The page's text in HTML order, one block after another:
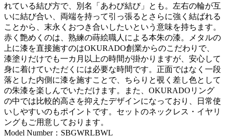
れている結び方で、別名「あわび結び」とも。左右の輪が互
いに結び合い、両端を持って引っ張るとさらに強く結ばれる
ことから、末永くおつき合いしたいという意味を持ちます。
赤く艶めくのは、熟練の蒔絵職人による本朱の漆。メタルの
上に漆を直接施すのはOKURADO創業からのこだわりで、
漆塗りだけでも一カ月以上の時間が掛かりますが、安心して
身に着けていただくには必要な時間です。正面ではなく一段
落とした内側に漆を施すことで、ちらりと覗く差し色として
の朱漆を楽しんでいただけます。また、OKURADOリング
の中では比較的高さを抑えたデザインになっており、日常使
いしやすいのもポイントです。セットのネックレス・イヤリ
ングもご用意しております。
Model Number：SBGWRLBWL